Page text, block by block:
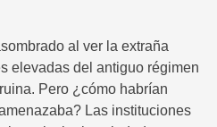
al ver la extraña
elevadas del antiguo régimen
Pero ¿cómo habrían
Las instituciones